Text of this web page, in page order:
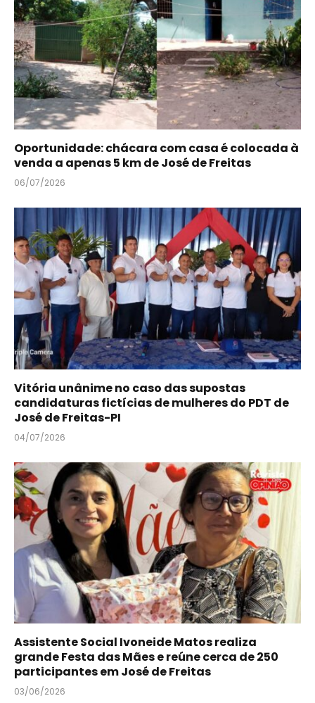
Oportunidade: chácara com casa é colocada à
venda a apenas 5 km de José de Freitas
06/07/2026
Vitória unânime no caso das supostas
candidaturas fictícias de mulheres do PDT de
José de Freitas-PI
04/07/2026
Assistente Social Ivoneide Matos realiza
grande Festa das Mães e reúne cerca de 250
participantes em José de Freitas
03/06/2026